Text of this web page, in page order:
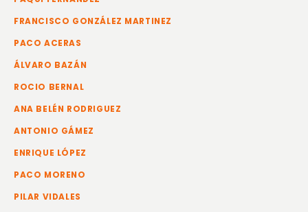
FRANCISCO GONZÁLEZ MARTINEZ
PACO ACERAS
ÁLVARO BAZÁN
ROCIO BERNAL
ANA BELÉN RODRIGUEZ
ANTONIO GÁMEZ
ENRIQUE LÓPEZ
PACO MORENO
PILAR VIDALES